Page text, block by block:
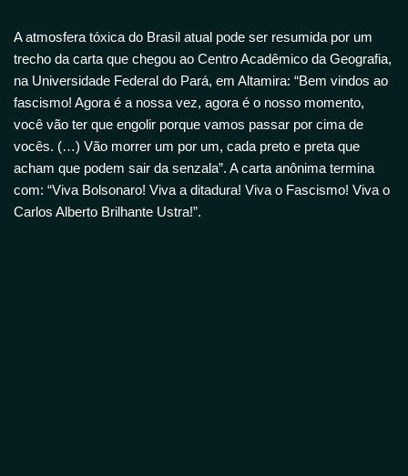
A atmosfera tóxica do Brasil atual pode ser resumida por um
trecho da carta que chegou ao Centro Acadêmico da Geografia,
na Universidade Federal do Pará, em Altamira: “Bem vindos ao
fascismo! Agora é a nossa vez, agora é o nosso momento,
você vão ter que engolir porque vamos passar por cima de
vocês. (…) Vão morrer um por um, cada preto e preta que
acham que podem sair da senzala”. A carta anônima termina
com: “Viva Bolsonaro! Viva a ditadura! Viva o Fascismo! Viva o
Carlos Alberto Brilhante Ustra!”.